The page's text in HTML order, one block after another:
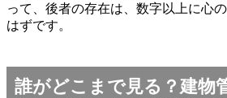
って、後者の存在は、数字以上に心
はずです。
誰がどこまで見る？建物